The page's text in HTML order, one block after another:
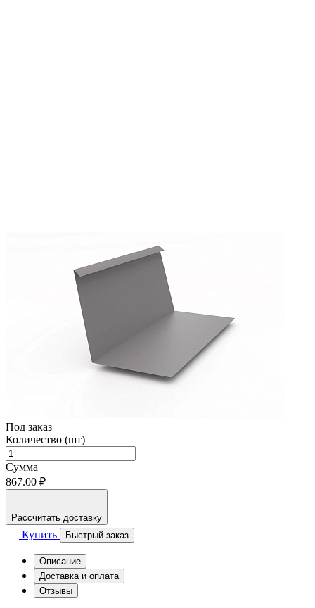
Под заказ
Количество (шт)
Сумма
867.00 ₽
Рассчитать доставку
Купить Быстрый заказ
Описание
Доставка и оплата
Отзывы